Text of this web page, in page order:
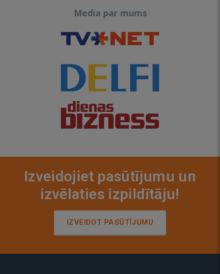
Media par mums
Izveidojiet pasūtījumu un
izvēlaties izpildītāju!
IZVEIDOT PASŪTĪJUMU